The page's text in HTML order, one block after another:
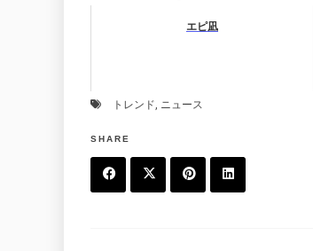
エピ凪
トレンド, ニュース
SHARE